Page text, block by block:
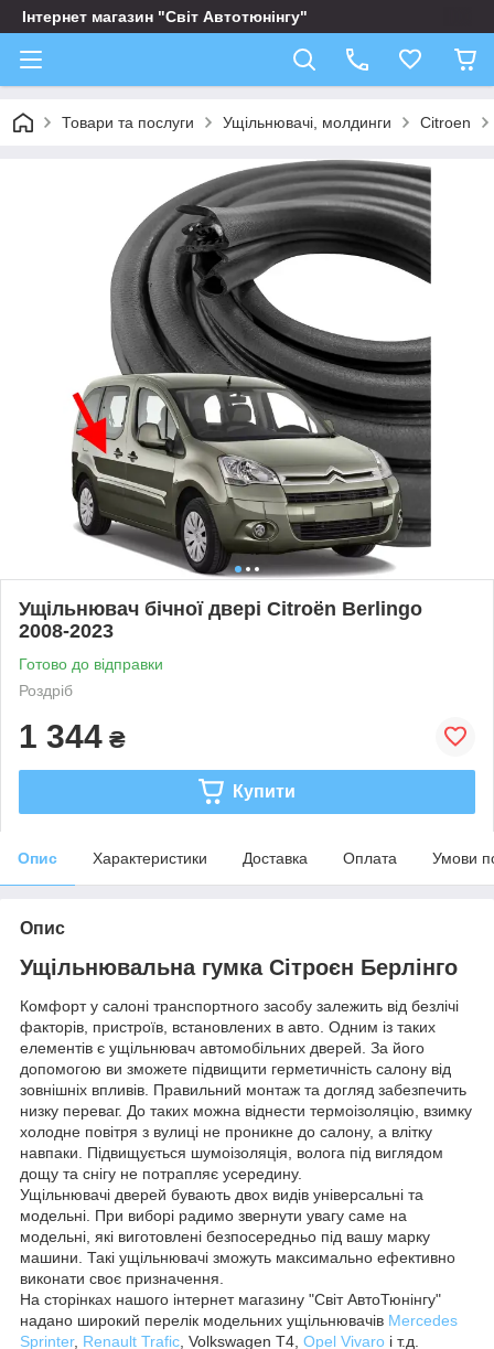
Інтернет магазин "Світ Автотюнінгу"
Товари та послуги Ущільнювачі, молдинги Citroen
Ущільнювач бічної двері Citroën Berlingo
2008-2023
Готово до відправки
Роздріб
1 344 ₴
Купити
Опис Характеристики Доставка Оплата Умови
Опис
Ущільнювальна гумка Сітроєн Берлінго
Комфорт у салоні транспортного засобу залежить від безлічі
факторів, пристроїв, встановлених в авто. Одним із таких
елементів є ущільнювач автомобільних дверей. За його
допомогою ви зможете підвищити герметичність салону від
зовнішніх впливів. Правильний монтаж та догляд забезпечить
низку переваг. До таких можна віднести термоізоляцію, взимку
холодне повітря з вулиці не проникне до салону, а влітку
навпаки. Підвищується шумоізоляція, волога під виглядом
дощу та снігу не потрапляє усередину.
Ущільнювачі дверей бувають двох видів універсальні та
модельні. При виборі радимо звернути увагу саме на
модельні, які виготовлені безпосередньо під вашу марку
машини. Такі ущільнювачі зможуть максимально ефективно
виконати своє призначення.
На сторінках нашого інтернет магазину "Світ АвтоТюнінгу"
надано широкий перелік модельних ущільнювачів Mercedes
Sprinter, Renault Trafic, Volkswagen T4, Opel Vivaro і т.д.